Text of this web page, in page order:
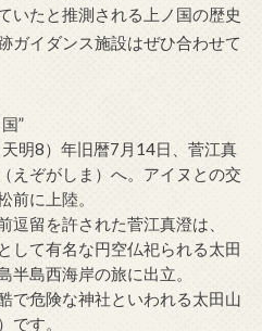
いたと推測される上ノ国の歴史
ガイダンス施設はぜひ合わせて
”
明8）年旧暦7月14日、菅江真
えぞがしま）へ。アイヌとの交
前に上陸。
留を許された菅江真澄は、
して有名な円空仏祀られる太田
半島西海岸の旅に出立。
で危険な神社といわれる太田山
です。